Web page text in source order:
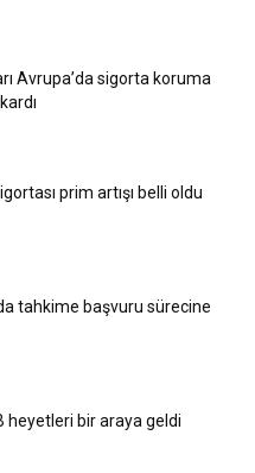
Avrupa’da sigorta koruma
prim artışı belli oldu
tahkime başvuru sürecine
heyetleri bir araya geldi